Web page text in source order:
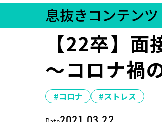
息抜きコンテンツ
【22卒】
～コロナ禍
#コロナ #ストレス